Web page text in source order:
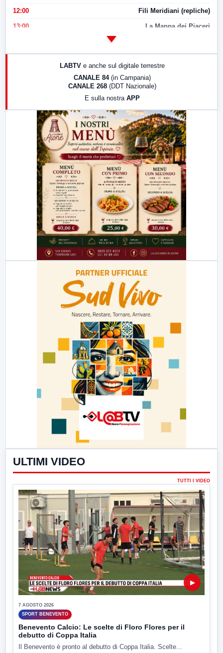
12:00 Fili Meridiani (repliche)
13:00 La Mappa dei Piaceri
LabNews (replica)
LABTV e anche sul digitale terrestre
CANALE 84 (in Campania)
CANALE 268 (DDT Nazionale)
E sulla nostra APP
ULTIMI VIDEO
TUTTI I VIDEO
▶
7 AGOSTO 2026
SPORT BENEVENTO
Benevento Calcio: Le scelte di Floro Flores per il
debutto di Coppa Italia
Il Benevento è pronto al debutto di Coppa Italia. Scelte...